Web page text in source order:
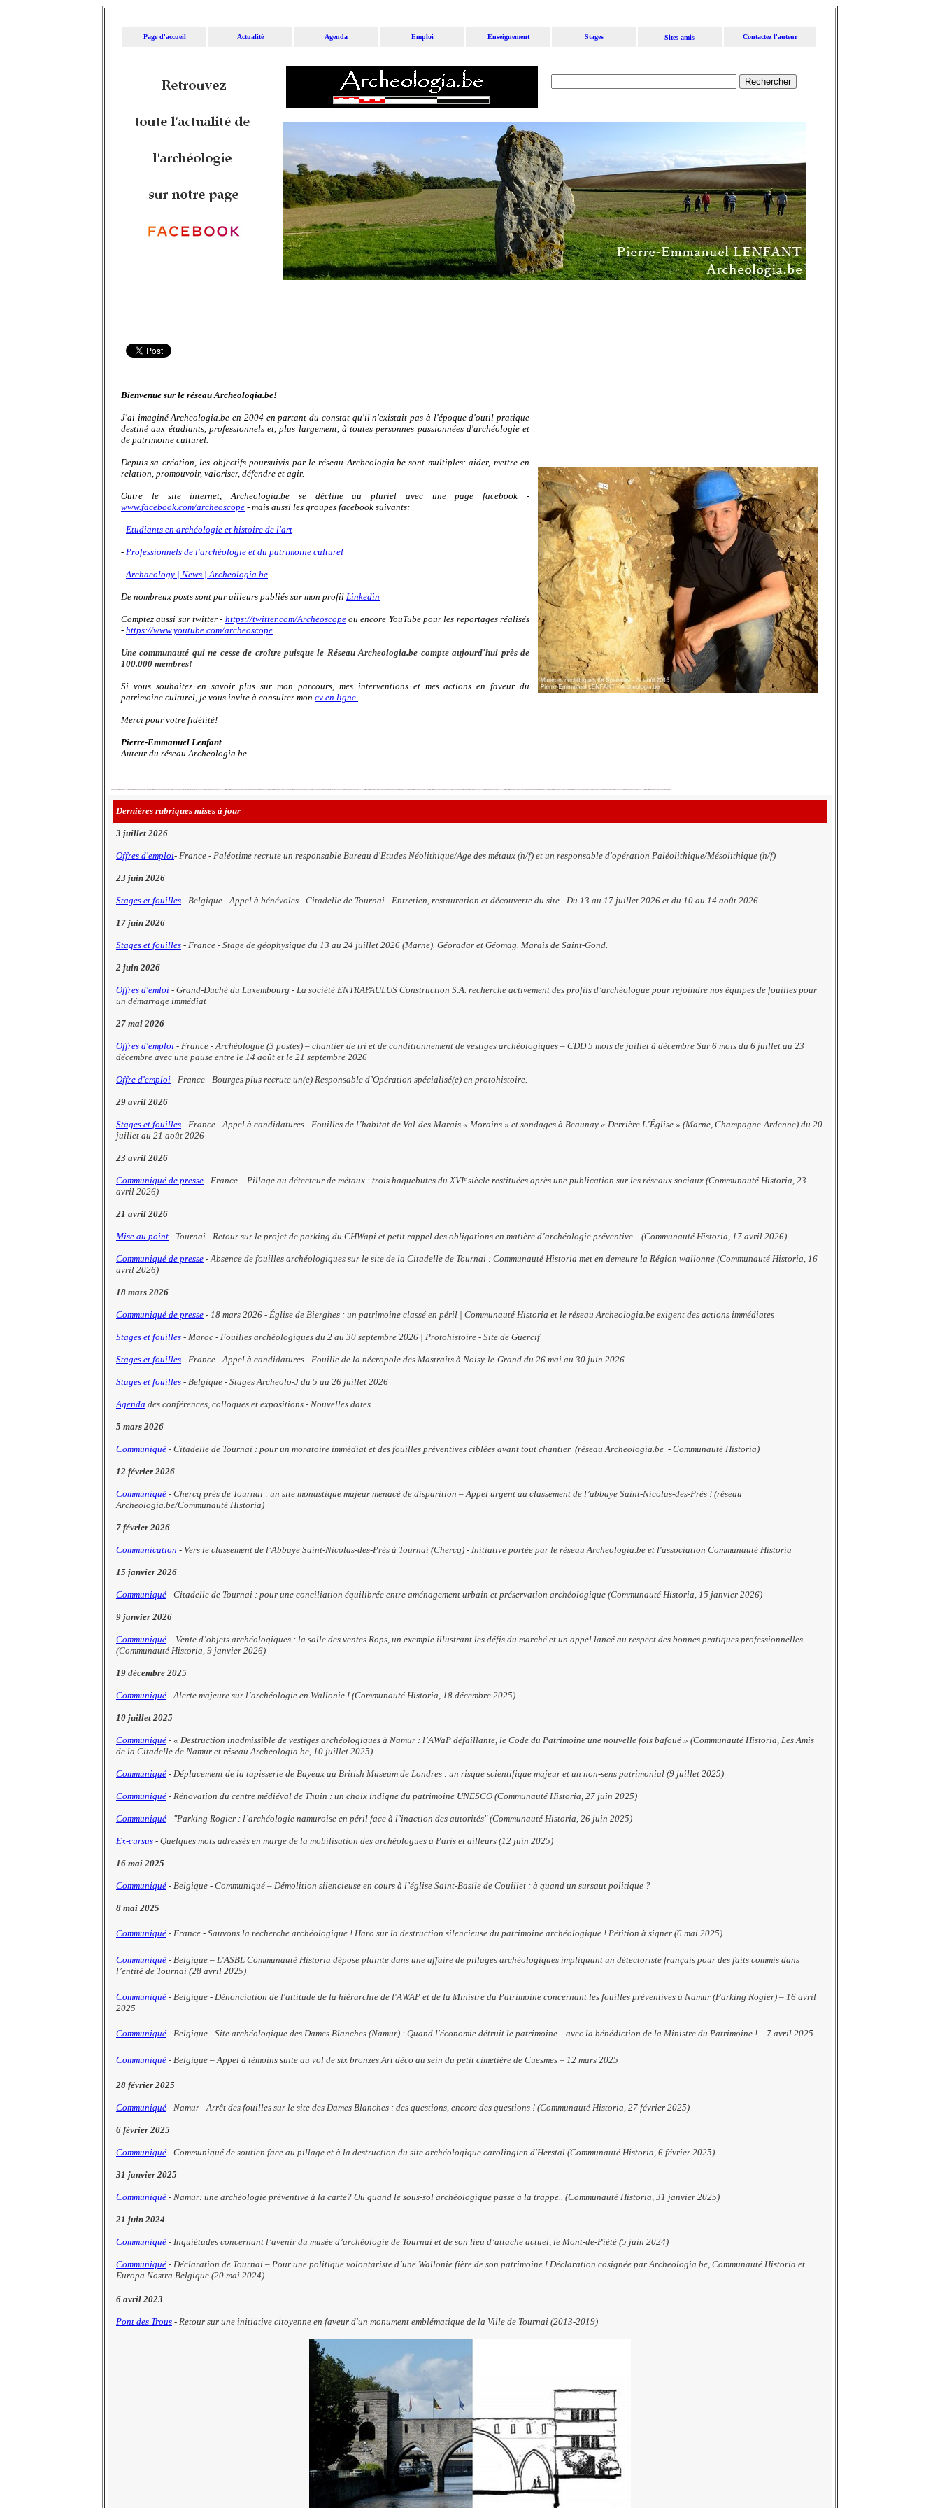
Page d'accueil Actualité Agenda Emploi Enseignement Stages Sites amis Contactez l'auteur
Bienvenue sur le réseau Archeologia.be!
J'ai imaginé Archeologia.be en 2004 en partant du constat qu'il n'existait pas à l'époque d'outil pratique
destiné aux étudiants, professionnels et, plus largement, à toutes personnes passionnées d'archéologie et
de patrimoine culturel.
Depuis sa création, les objectifs poursuivis par le réseau Archeologia.be sont multiples: aider, mettre en
relation, promouvoir, valoriser, défendre et agir.
Outre le site internet, Archeologia.be se décline au pluriel avec une page facebook -
www.facebook.com/archeoscope - mais aussi les groupes facebook suivants:
- Etudiants en archéologie et histoire de l'art
- Professionnels de l'archéologie et du patrimoine culturel
-Archaeology | News | Archeologia.be
De nombreux posts sont par ailleurs publiés sur mon profil Linkedin
Comptez aussi sur twitter - https://twitter.com/Archeoscopeou encore YouTube pour les reportages réalisés
- https://www.youtube.com/archeoscope
Une communauté qui ne cesse de croître puisque le Réseau Archeologia.be compte aujourd'hui près de
100.000 membres!
Si vous souhaitez en savoir plus sur mon parcours, mes interventions et mes actions en faveur du
patrimoine culturel, je vous invite à consulter mon cv en ligne.
Merci pour votre fidélité!
Pierre-Emmanuel Lenfant
Auteur du réseau Archeologia.be
Dernières rubriques mises à jour
3 juillet 2026
Offres d'emploi- France - Paléotime recrute un responsable Bureau d'Etudes Néolithique/Age des métaux (h/f) et un responsable d'opération Paléolithique/Mésolithique (h/f)
23 juin 2026
Stages et fouilles - Belgique - Appel à bénévoles - Citadelle de Tournai - Entretien, restauration et découverte du site - Du 13 au 17 juillet 2026 et du 10 au 14 août 2026
17 juin 2026
Stages et fouilles - France - Stage de géophysique du 13 au 24 juillet 2026 (Marne). Géoradar et Géomag. Marais de Saint-Gond.
2 juin 2026
Offres d'emloi - Grand-Duché du Luxembourg - La société ENTRAPAULUS Construction S.A. recherche activement des profils d’archéologue pour rejoindre nos équipes de fouilles pour
un démarrage immédiat
27 mai 2026
Offres d'emploi - France - Archéologue (3 postes) – chantier de tri et de conditionnement de vestiges archéologiques – CDD 5 mois de juillet à décembre Sur 6 mois du 6 juillet au 23
décembre avec une pause entre le 14 août et le 21 septembre 2026
Offre d'emploi - France - Bourges plus recrute un(e) Responsable d’Opération spécialisé(e) en protohistoire.
29 avril 2026
Stages et fouilles - France - Appel à candidatures - Fouilles de l’habitat de Val-des-Marais « Morains » et sondages à Beaunay « Derrière L’Église » (Marne, Champagne-Ardenne) du 20
juillet au 21 août 2026
23 avril 2026
Communiqué de presse - France – Pillage au détecteur de métaux : trois haquebutes du XVIᵉ siècle restituées après une publication sur les réseaux sociaux (Communauté Historia, 23
avril 2026)
21 avril 2026
Mise au point - Tournai - Retour sur le projet de parking du CHWapi et petit rappel des obligations en matière d’archéologie préventive... (Communauté Historia, 17 avril 2026)
Communiqué de presse - Absence de fouilles archéologiques sur le site de la Citadelle de Tournai : Communauté Historia met en demeure la Région wallonne (Communauté Historia, 16
avril 2026)
18 mars 2026
Communiqué de presse - 18 mars 2026 - Église de Bierghes : un patrimoine classé en péril | Communauté Historia et le réseau Archeologia.be exigent des actions immédiates
Stages et fouilles - Maroc - Fouilles archéologiques du 2 au 30 septembre 2026 | Protohistoire - Site de Guercif
Stages et fouilles - France - Appel à candidatures - Fouille de la nécropole des Mastraits à Noisy-le-Grand du 26 mai au 30 juin 2026
Stages et fouilles - Belgique - Stages Archeolo-J du 5 au 26 juillet 2026
Agenda des conférences, colloques et expositions - Nouvelles dates
5 mars 2026
Communiqué - Citadelle de Tournai : pour un moratoire immédiat et des fouilles préventives ciblées avant tout chantier (réseau Archeologia.be - Communauté Historia)
12 février 2026
Communiqué - Chercq près de Tournai : un site monastique majeur menacé de disparition – Appel urgent au classement de l’abbaye Saint-Nicolas-des-Prés ! (réseau
Archeologia.be/Communauté Historia)
7 février 2026
Communication - Vers le classement de l’Abbaye Saint-Nicolas-des-Prés à Tournai (Chercq) - Initiative portée par le réseau Archeologia.be et l'association Communauté Historia
15 janvier 2026
Communiqué - Citadelle de Tournai : pour une conciliation équilibrée entre aménagement urbain et préservation archéologique (Communauté Historia, 15 janvier 2026)
9 janvier 2026
Communiqué – Vente d’objets archéologiques : la salle des ventes Rops, un exemple illustrant les défis du marché et un appel lancé au respect des bonnes pratiques professionnelles
(Communauté Historia, 9 janvier 2026)
19 décembre 2025
Communiqué - Alerte majeure sur l’archéologie en Wallonie ! (Communauté Historia, 18 décembre 2025)
10 juillet 2025
Communiqué - « Destruction inadmissible de vestiges archéologiques à Namur : l’AWaP défaillante, le Code du Patrimoine une nouvelle fois bafoué » (Communauté Historia, Les Amis
de la Citadelle de Namur et réseau Archeologia.be, 10 juillet 2025)
Communiqué - Déplacement de la tapisserie de Bayeux au British Museum de Londres : un risque scientifique majeur et un non-sens patrimonial (9 juillet 2025)
Communiqué - Rénovation du centre médiéval de Thuin : un choix indigne du patrimoine UNESCO (Communauté Historia, 27 juin 2025)
Communiqué - "Parking Rogier : l’archéologie namuroise en péril face à l’inaction des autorités" (Communauté Historia, 26 juin 2025)
Ex-cursus - Quelques mots adressés en marge de la mobilisation des archéologues à Paris et ailleurs (12 juin 2025)
16 mai 2025
Communiqué - Belgique - Communiqué – Démolition silencieuse en cours à l’église Saint-Basile de Couillet : à quand un sursaut politique ?
8 mai 2025
Communiqué - France - Sauvons la recherche archéologique ! Haro sur la destruction silencieuse du patrimoine archéologique ! Pétition à signer (6 mai 2025)
Communiqué - Belgique – L'ASBL Communauté Historia dépose plainte dans une affaire de pillages archéologiques impliquant un détectoriste français pour des faits commis dans
l’entité de Tournai (28 avril 2025)
Communiqué - Belgique - Dénonciation de l'attitude de la hiérarchie de l'AWAP et de la Ministre du Patrimoine concernant les fouilles préventives à Namur (Parking Rogier) – 16 avril
2025
Communiqué - Belgique - Site archéologique des Dames Blanches (Namur) : Quand l'économie détruit le patrimoine... avec la bénédiction de la Ministre du Patrimoine ! – 7 avril 2025
Communiqué - Belgique – Appel à témoins suite au vol de six bronzes Art déco au sein du petit cimetière de Cuesmes – 12 mars 2025
28 février 2025
Communiqué - Namur - Arrêt des fouilles sur le site des Dames Blanches : des questions, encore des questions ! (Communauté Historia, 27 février 2025)
6 février 2025
Communiqué - Communiqué de soutien face au pillage et à la destruction du site archéologique carolingien d'Herstal (Communauté Historia, 6 février 2025)
31 janvier 2025
Communiqué - Namur: une archéologie préventive à la carte? Ou quand le sous-sol archéologique passe à la trappe.. (Communauté Historia, 31 janvier 2025)
21 juin 2024
Communiqué - Inquiétudes concernant l’avenir du musée d’archéologie de Tournai et de son lieu d’attache actuel, le Mont-de-Piété (5 juin 2024)
Communiqué - Déclaration de Tournai – Pour une politique volontariste d’une Wallonie fière de son patrimoine ! Déclaration cosignée par Archeologia.be, Communauté Historia et
Europa Nostra Belgique (20 mai 2024)
6 avril 2023
Pont des Trous - Retour sur une initiative citoyenne en faveur d'un monument emblématique de la Ville de Tournai (2013-2019)